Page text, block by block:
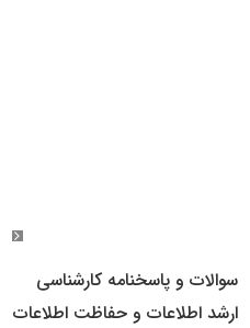
سوالات و پاسخنامه کارشناسی
ارشد اطلاعات و حفاظت اطلاعات